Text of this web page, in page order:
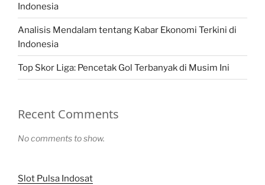
Indonesia
Analisis Mendalam tentang Kabar Ekonomi Terkini di
Indonesia
Top Skor Liga: Pencetak Gol Terbanyak di Musim Ini
Recent Comments
No comments to show.
Slot Pulsa Indosat